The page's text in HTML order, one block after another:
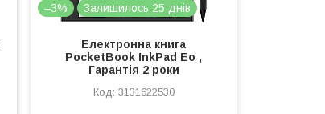
–3% Залишилось 25 днів
Електронна книга
PocketBook InkPad Eo ,
Гарантія 2 роки
3131622530